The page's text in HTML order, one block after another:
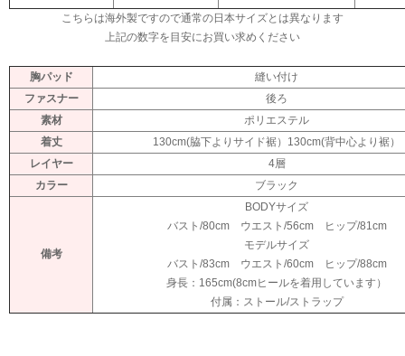
こちらは海外製ですので通常の日本サイズとは異なります
上記の数字を目安にお買い求めください
胸パッド
縫い付け
ファスナー
後ろ
素材
ポリエステル
着丈
130cm(脇下よりサイド裾）130cm(背中心より裾）
レイヤー
4層
カラー
ブラック
備考
BODYサイズ
バスト/80cm ウエスト/56cm ヒップ/81cm
モデルサイズ
バスト/83cm ウエスト/60cm ヒップ/88cm
身長：165cm(8cmヒールを着用しています）
付属：ストール/ストラップ